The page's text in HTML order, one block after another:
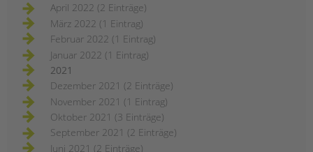
April 2022 (2 Einträge)
März 2022 (1 Eintrag)
Februar 2022 (1 Eintrag)
Januar 2022 (1 Eintrag)
2021
Dezember 2021 (2 Einträge)
November 2021 (1 Eintrag)
Oktober 2021 (3 Einträge)
September 2021 (2 Einträge)
Juni 2021 (2 Einträge)